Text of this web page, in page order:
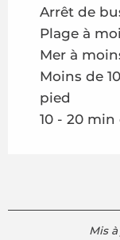
Arrêt de
Plage à
Mer à
Moins de
pied
10 - 20 min
Mis